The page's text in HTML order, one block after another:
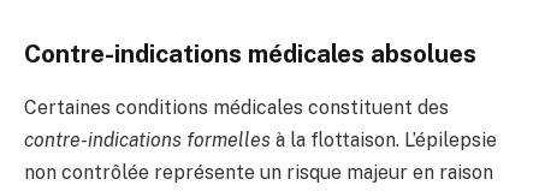
Contre-indications médicales absolues
Certaines conditions médicales constituent des
contre-indications formelles à la flottaison. L’épilepsie
non contrôlée représente un risque majeur en raison